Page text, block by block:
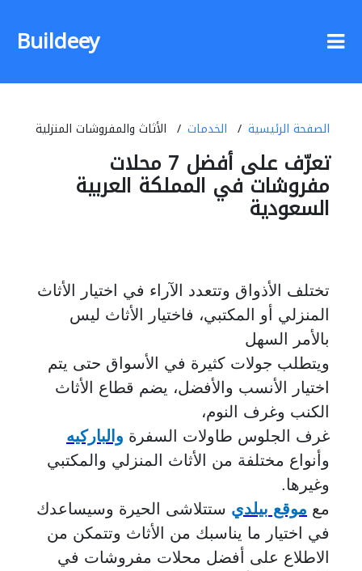
Buildeey
الصفحة الرئيسية الخدمات الأثاث والمفروشات المنزلية
تعرّف على أفضل 7 محلات
مفروشات في المملكة العربية
السعودية
تختلف الأذواق وتتعدد الآراء في اختيار الأثاث
المنزلي أو المكتبي، فاختيار الأثاث ليس
بالأمر السهل
ويتطلب جولات كثيرة في الأسواق حتى يتم
اختيار الأنسب والأفضل، يضم قطاع الأثاث
الكنب وغرف النوم،
غرف الجلوس طاولات السفرة والباركيه
وأنواع مختلفة من الأثاث المنزلي والمكتبي
وغيرها.
مع موقع بيلدي ستتلاشى الحيرة وسيساعدك
في اختيار ما يناسبك من الأثاث وتتمكن من
الاطلاع على أفضل محلات مفروشات في